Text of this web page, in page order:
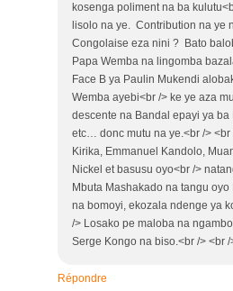
kosenga poliment na ba
lisolo na ye. Contribution na ye
Congolaise eza nini ? Bato
Papa Wemba na lingomba
Face B ya Paulin Mukendi
Wemba ayebi<br /> ke ye aza
descente na Bandal epayi ya
etc… donc mutu na ye.<br />
Kirika, Emmanuel Kandolo,
Nickel et basusu oyo<br />
Mbuta Mashakado na tangu
na bomoyi, ekozala ndenge ya
/> Losako pe maloba na
Serge Kongo na biso.<br /> <br /
Répondre